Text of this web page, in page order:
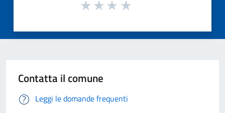
Contatta il comune
Leggi le domande frequenti